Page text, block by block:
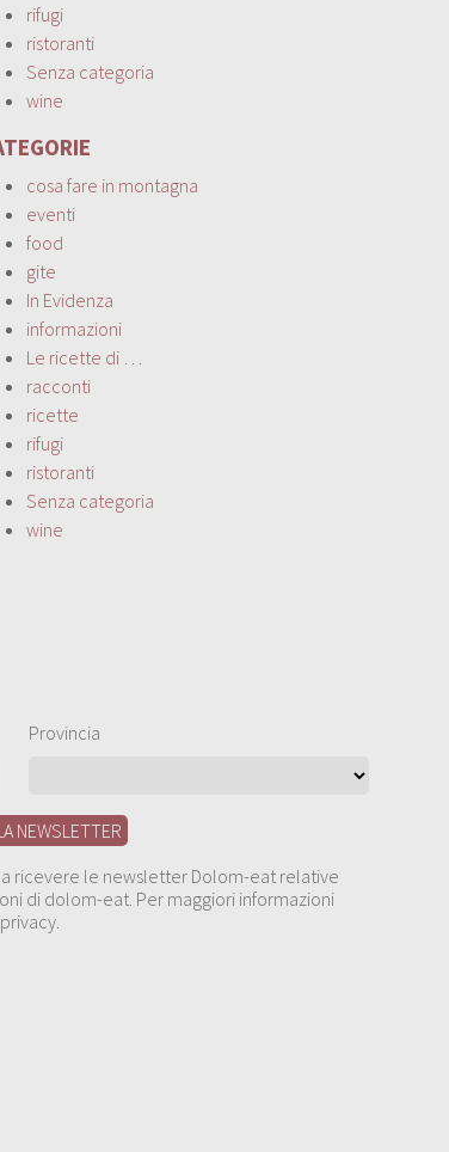
rifugi
ristoranti
Senza categoria
wine
cosa fare in montagna
eventi
food
gite
In Evidenza
informazioni
Le ricette di …
racconti
ricette
rifugi
ristoranti
Senza categoria
wine
Provincia
ricevere le newsletter Dolom-eat relative
di dolom-eat. Per maggiori informazioni